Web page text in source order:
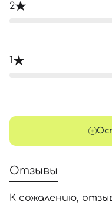
2
1
Отзывы
К сожалению,